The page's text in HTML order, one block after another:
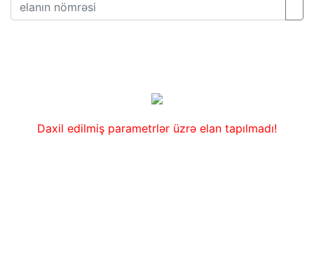
Daxil edilmiş parametrlər üzrə elan tapılmadı!